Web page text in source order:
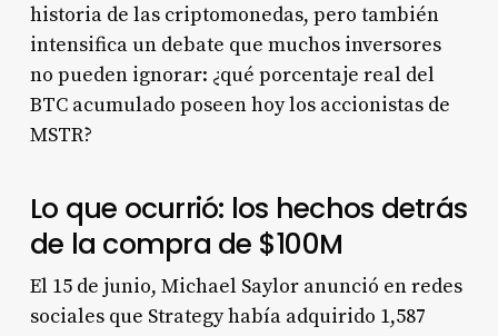
historia de las criptomonedas, pero también
intensifica un debate que muchos inversores
no pueden ignorar: ¿qué porcentaje real del
BTC acumulado poseen hoy los accionistas de
MSTR?
Lo que ocurrió: los hechos detrás
de la compra de $100M
El 15 de junio, Michael Saylor anunció en redes
sociales que Strategy había adquirido 1,587